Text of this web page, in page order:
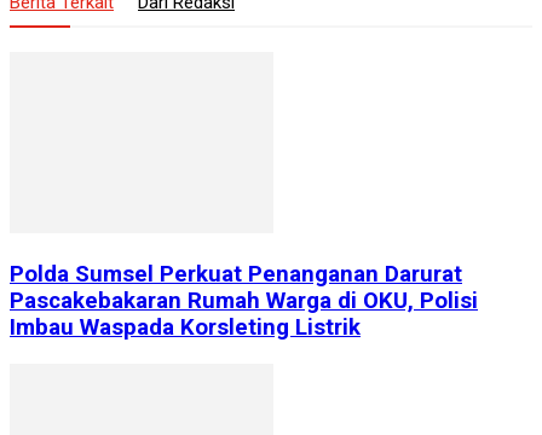
Polda Sumsel Perkuat Penanganan Darurat
Pascakebakaran Rumah Warga di OKU, Polisi
Imbau Waspada Korsleting Listrik